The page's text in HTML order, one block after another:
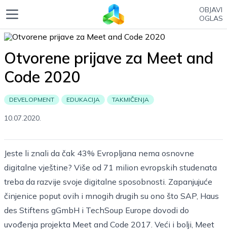
OBJAVI
OGLAS
Otvorene prijave za Meet and
Code 2020
DEVELOPMENT EDUKACIJA TAKMIČENJA
10.07.2020.
Jeste li znali da čak 43% Evropljana nema osnovne
digitalne vještine? Više od 71 milion evropskih studenata
treba da razvije svoje digitalne sposobnosti. Zapanjujuće
činjenice poput ovih i mnogih drugih su ono što SAP, Haus
des Stiftens gGmbH i TechSoup Europe dovodi do
uvođenja projekta Meet and Code 2017. Veći i bolji, Meet